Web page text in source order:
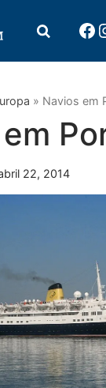
» Navios em
abril 22, 2014